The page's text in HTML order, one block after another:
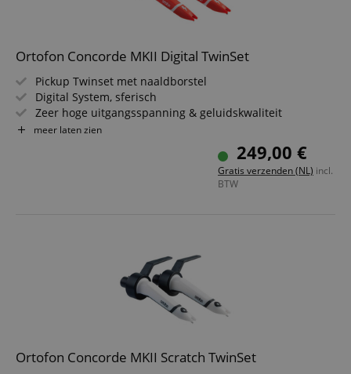
Ortofon Concorde MKII Digital TwinSet
Pickup Twinset met naaldborstel
Digital System, sferisch
Zeer hoge uitgangsspanning & geluidskwaliteit
Vermindering van storingssignalen op timecode-platen
meer laten zien
249,00 €
Gratis verzenden (NL) incl.
BTW
Ortofon Concorde MKII Scratch TwinSet